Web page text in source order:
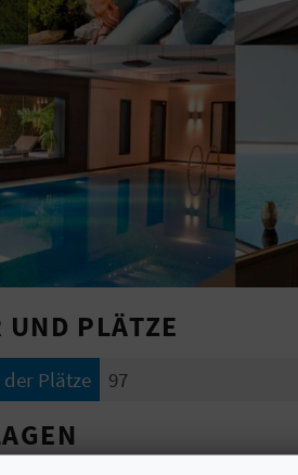
PLÄTZE
Plätze 97